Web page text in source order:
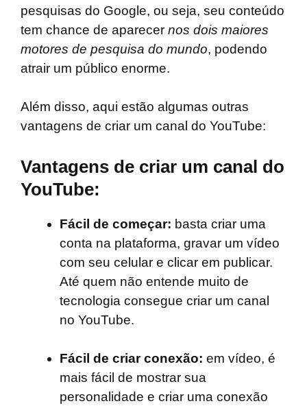
pesquisas do Google, ou seja, seu conteúdo
tem chance de aparecer nos dois maiores
motores de pesquisa do mundo, podendo
atrair um público enorme.
Além disso, aqui estão algumas outras
vantagens de criar um canal do YouTube:
Vantagens de criar um canal do
YouTube:
Fácil de começar: basta criar uma
conta na plataforma, gravar um vídeo
com seu celular e clicar em publicar.
Até quem não entende muito de
tecnologia consegue criar um canal
no YouTube.
Fácil de criar conexão: em vídeo, é
mais fácil de mostrar sua
personalidade e criar uma conexão